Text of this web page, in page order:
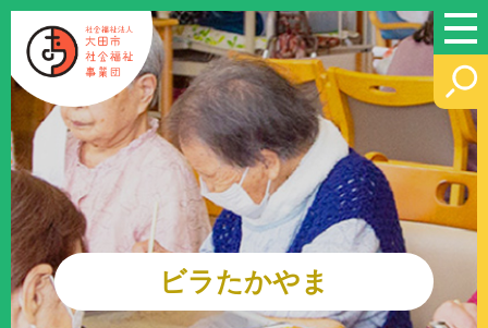
このページの本文へ
ビラたかやま